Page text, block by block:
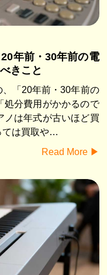
年前・30年前の電
きこと
「20年前・30年前の
処分費用がかかるので
ノは年式が古いほど買
ては買取や…
Read More ▶︎